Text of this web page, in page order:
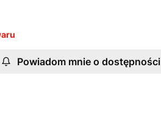
Powiadom mnie o dostępności